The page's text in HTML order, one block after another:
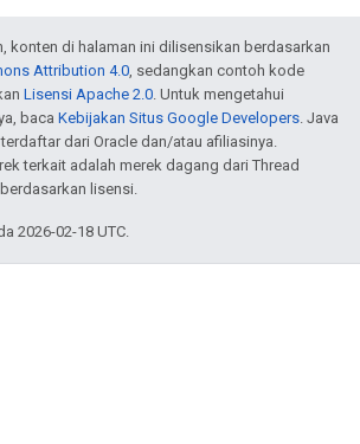
konten di halaman ini dilisensikan berdasarkan
Attribution 4.0, sedangkan contoh kode
Lisensi Apache 2.0. Untuk mengetahui
baca Kebijakan Situs Google Developers. Java
dari Oracle dan/atau afiliasinya.
terkait adalah merek dagang dari Thread
lisensi.
2026-02-18 UTC.